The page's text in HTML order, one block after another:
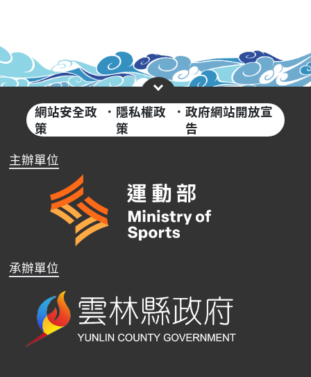
網站安全政
策
· 隱私權政
策
· 政府網站開放宣
告
主辦單位
承辦單位